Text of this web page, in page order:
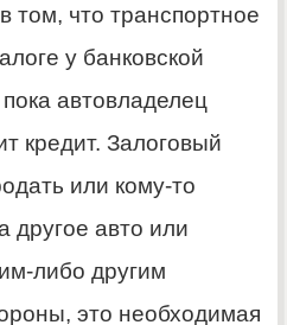
том, что транспортное
у банковской
автовладелец
кредит. Залоговый
или кому-то
другое авто или
либо другим
это необходимая